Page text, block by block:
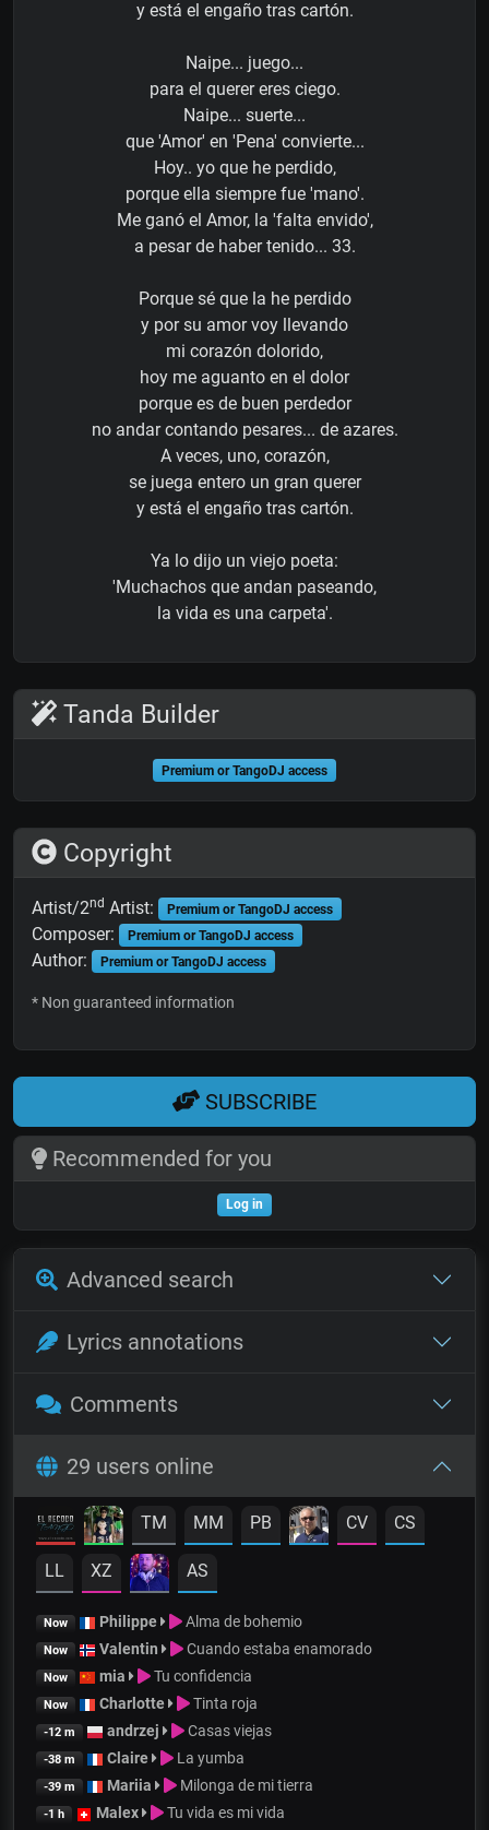
y está el engaño tras cartón.
Naipe... juego...
para el querer eres ciego.
Naipe... suerte...
que 'Amor' en 'Pena' convierte...
Hoy.. yo que he perdido,
porque ella siempre fue 'mano'.
Me ganó el Amor, la 'falta envido',
a pesar de haber tenido... 33.
Porque sé que la he perdido
y por su amor voy llevando
mi corazón dolorido,
hoy me aguanto en el dolor
porque es de buen perdedor
no andar contando pesares... de azares.
A veces, uno, corazón,
se juega entero un gran querer
y está el engaño tras cartón.
Ya lo dijo un viejo poeta:
'Muchachos que andan paseando,
la vida es una carpeta'.
Tanda Builder
Premium or TangoDJ access
Copyright
Artist/2nd Artist: Premium or TangoDJ access
Composer: Premium or TangoDJ access
Author: Premium or TangoDJ access
* Non guaranteed information
SUBSCRIBE
Recommended for you
Log in
Advanced search
Lyrics annotations
Comments
29 users online
TM MM PB CV CS
LL XZ AS
Now Philippe Alma de bohemio
Now Valentin Cuando estaba enamorado
Now mia Tu confidencia
Now Charlotte Tinta roja
-12 m andrzej Casas viejas
-38 m Claire La yumba
-39 m Mariia Milonga de mi tierra
-1 h Malex Tu vida es mi vida